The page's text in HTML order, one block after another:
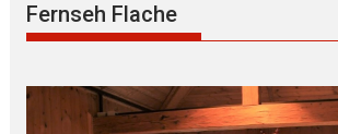
Fernseh Flache